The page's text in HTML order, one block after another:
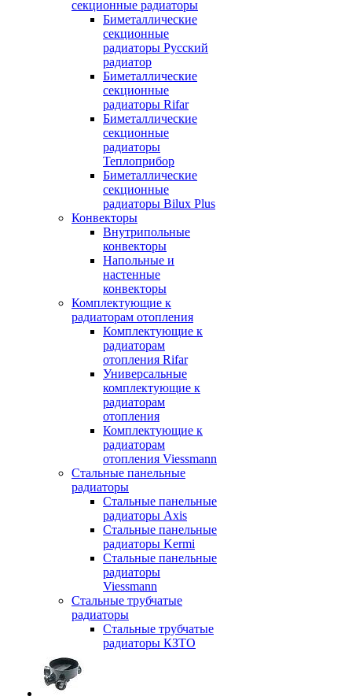
секционные радиаторы
Биметаллические
секционные
радиаторы Русский
радиатор
Биметаллические
секционные
радиаторы Rifar
Биметаллические
секционные
радиаторы
Теплоприбор
Биметаллические
секционные
радиаторы Bilux Plus
Конвекторы
Внутрипольные
конвекторы
Напольные и
настенные
конвекторы
Комплектующие к
радиаторам отопления
Комплектующие к
радиаторам
отопления Rifar
Универсальные
комплектующие к
радиаторам
отопления
Комплектующие к
радиаторам
отопления Viessmann
Стальные панельные
радиаторы
Стальные панельные
радиаторы Axis
Стальные панельные
радиаторы Kermi
Стальные панельные
радиаторы
Viessmann
Стальные трубчатые
радиаторы
Стальные трубчатые
радиаторы КЗТО